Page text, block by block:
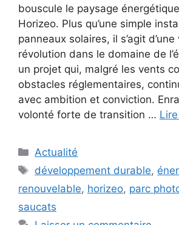
bouscule le paysage
Horizeo. Plus qu’une simple
panneaux solaires, il s’agit
révolution dans le domaine de
un projet qui, malgré les vents
obstacles réglementaires,
avec ambition et conviction.
volonté forte de transition …
Catégories
Actualité
Étiquettes
développement durable,
renouvelable, horizeo, parc
saucats